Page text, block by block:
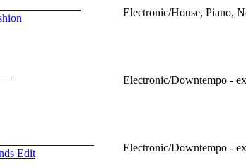
Electronic/House, Piano,
Electronic/Downtempo -
Edit
Electronic/Downtempo -